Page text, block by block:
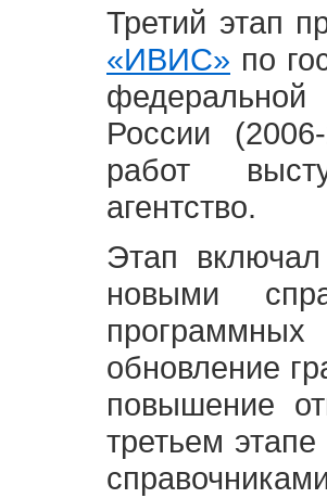
Третий этап
«ИВИС» по
России
работ
агентство.
Этап
новыми
программных
обновление
повышение
третьем